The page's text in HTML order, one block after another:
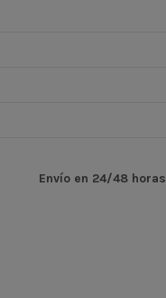
Envío en 24/48 horas